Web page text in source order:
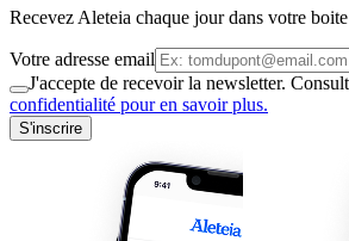
Recevez Aleteia chaque jour dans votre
Votre adresse email
J'accepte de recevoir la newsletter.
confidentialité pour en savoir plus.
S'inscrire